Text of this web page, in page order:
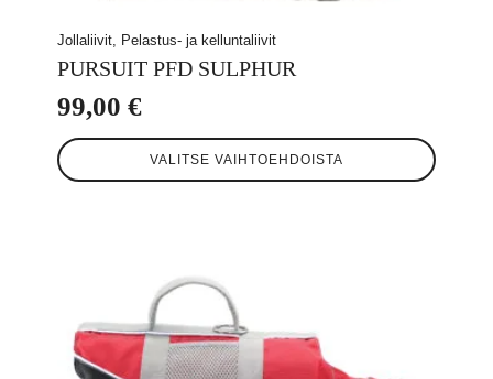
Jollaliivit, Pelastus- ja kelluntaliivit
PURSUIT PFD SULPHUR
99,00 €
VALITSE VAIHTOEHDOISTA
Tällä
tuotteella
sivulla.